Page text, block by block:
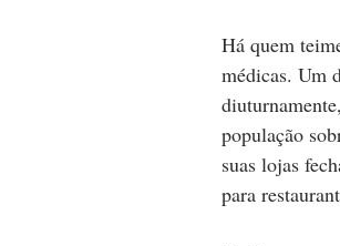
Há quem
médicas. Um
população
suas lojas
para